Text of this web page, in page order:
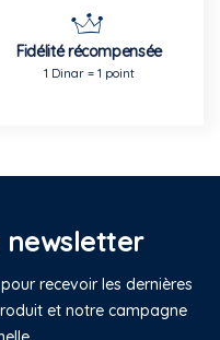
Fidélité récompensée
1 Dinar = 1 point
recevoir les dernières
et notre campagne